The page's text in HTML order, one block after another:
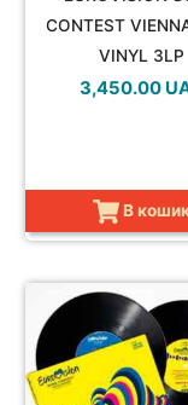
CONTEST
VINYL 3LP
3,450.00
В